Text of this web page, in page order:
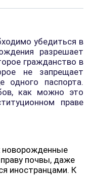
убедиться в
разрешает
гражданство в
не запрещает
одного паспорта.
как можно это
праве
новорожденные
почвы, даже
иностранцами. К